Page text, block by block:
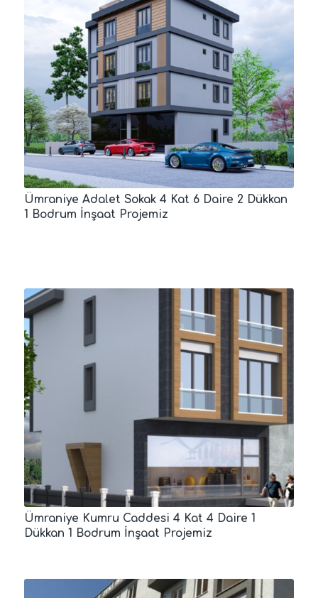
Ümraniye Adalet Sokak 4 Kat 6 Daire 2 Dükkan
1 Bodrum İnşaat Projemiz
Ümraniye Kumru Caddesi 4 Kat 4 Daire 1
Dükkan 1 Bodrum İnşaat Projemiz